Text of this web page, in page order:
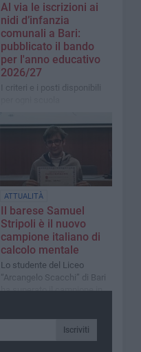
Al via le iscrizioni ai
nidi d’infanzia
comunali a Bari:
pubblicato il bando
per l'anno educativo
2026/27
I criteri e i posti disponibili
ATTUALITÀ
Il barese Samuel
Stripoli è il nuovo
campione italiano di
calcolo mentale
Lo studente del Liceo
“Arcangelo Scacchi” di Bari
ha superato il campione in
Iscriviti